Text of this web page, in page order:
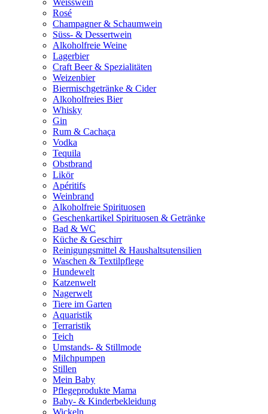
Weisswein
Rosé
Champagner & Schaumwein
Süss- & Dessertwein
Alkoholfreie Weine
Lagerbier
Craft Beer & Spezialitäten
Weizenbier
Biermischgetränke & Cider
Alkoholfreies Bier
Whisky
Gin
Rum & Cachaça
Vodka
Tequila
Obstbrand
Likör
Apéritifs
Weinbrand
Alkoholfreie Spirituosen
Geschenkartikel Spirituosen & Getränke
Bad & WC
Küche & Geschirr
Reinigungsmittel & Haushaltsutensilien
Waschen & Textilpflege
Hundewelt
Katzenwelt
Nagerwelt
Tiere im Garten
Aquaristik
Terraristik
Teich
Umstands- & Stillmode
Milchpumpen
Stillen
Mein Baby
Pflegeprodukte Mama
Baby- & Kinderbekleidung
Wickeln